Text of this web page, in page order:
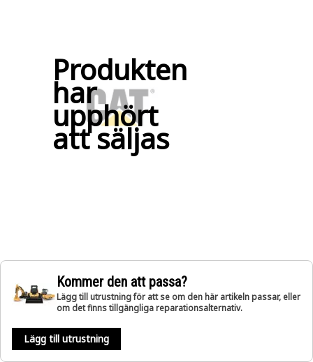
Produkten
har
upphört
att säljas
Kommer den att passa?
Lägg till utrustning för att se om den här artikeln passar, eller
om det finns tillgängliga reparationsalternativ.
Lägg till utrustning